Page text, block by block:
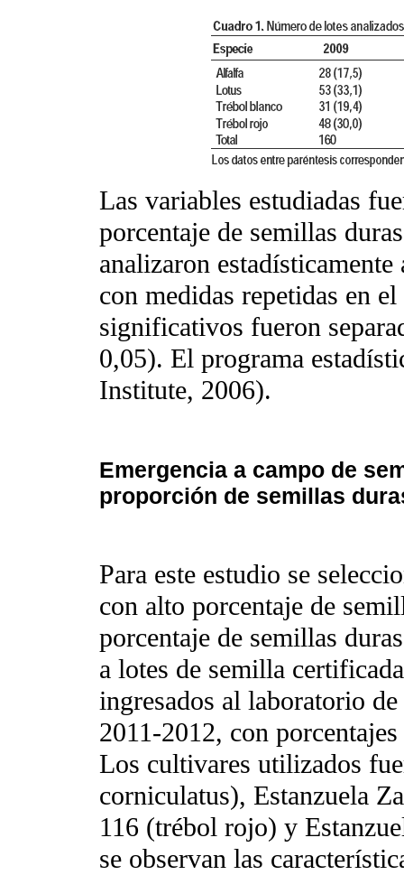
Las variables estudiadas
porcentaje de semillas
analizaron
con medidas repetidas en
significativos fueron
0,05). El programa
Institute, 2006).
Emergencia a campo de
proporción de semillas
Para este estudio se
con alto porcentaje de
porcentaje de semillas
a lotes de semilla
ingresados al laboratorio
2011-2012, con
Los cultivares utilizados
corniculatus), Estanzuela
116 (trébol rojo) y
se observan las